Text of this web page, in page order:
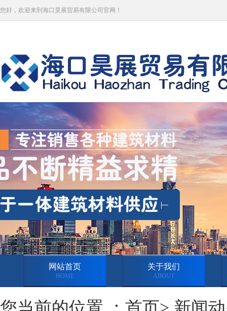
您好，欢迎来到海口昊展贸易有限公司官网！
网站首页
HOME
关于我们
ABOUT